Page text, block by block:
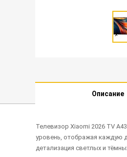
Описание
Телевизор Xiaomi 2026 TV
уровень, отображая каждую
детализация светлых и